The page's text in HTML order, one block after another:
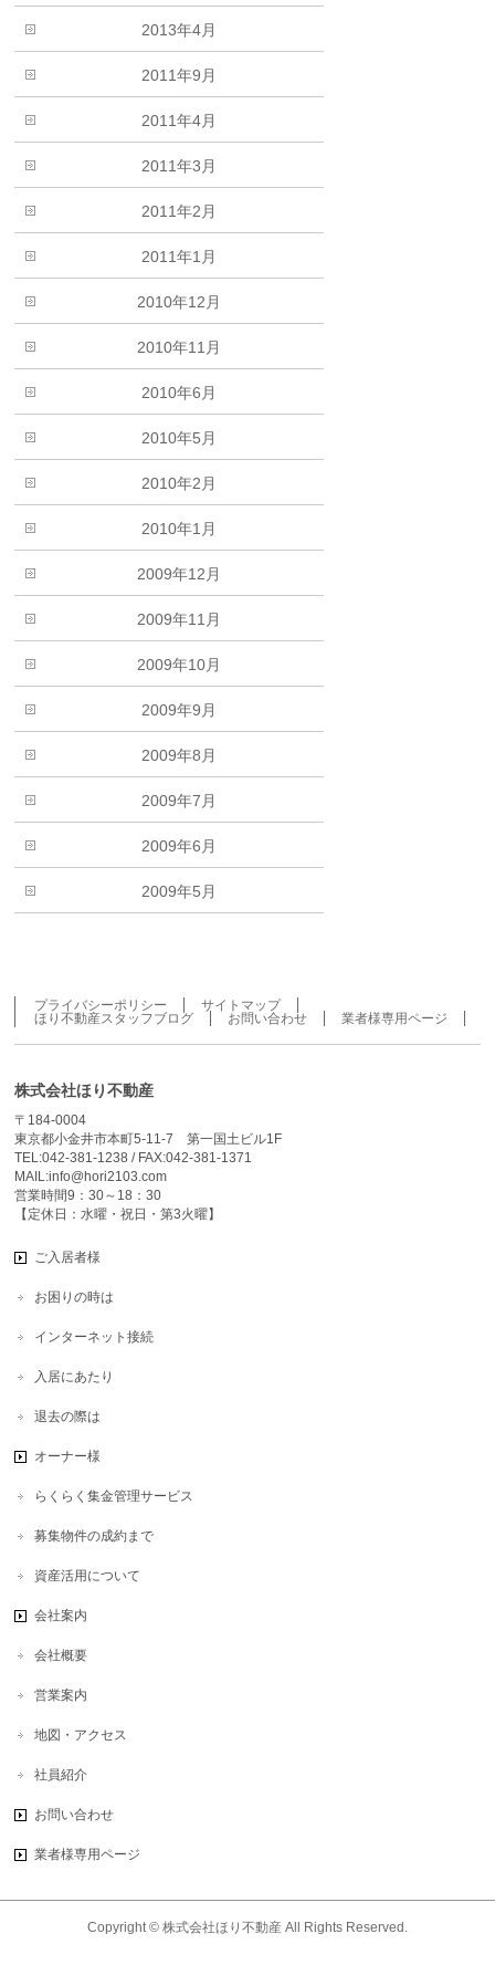
2013年4月
2011年9月
2011年4月
2011年3月
2011年2月
2011年1月
2010年12月
2010年11月
2010年6月
2010年5月
2010年2月
2010年1月
2009年12月
2009年11月
2009年10月
2009年9月
2009年8月
2009年7月
2009年6月
2009年5月
プライバシーポリシー
サイトマップ
ほり不動産スタッフブログ
お問い合わせ 業者様専用ページ
株式会社ほり不動産
〒184-0004
東京都小金井市本町5-11-7 第一国土ビル1F
TEL:042-381-1238 / FAX:042-381-1371
MAIL:info@hori2103.com
営業時間9：30～18：30
【定休日：水曜・祝日・第3火曜】
ご入居者様
お困りの時は
インターネット接続
入居にあたり
退去の際は
オーナー様
らくらく集金管理サービス
募集物件の成約まで
資産活用について
会社案内
会社概要
営業案内
地図・アクセス
社員紹介
お問い合わせ
業者様専用ページ
Copyright © 株式会社ほり不動産All Rights Reserved.